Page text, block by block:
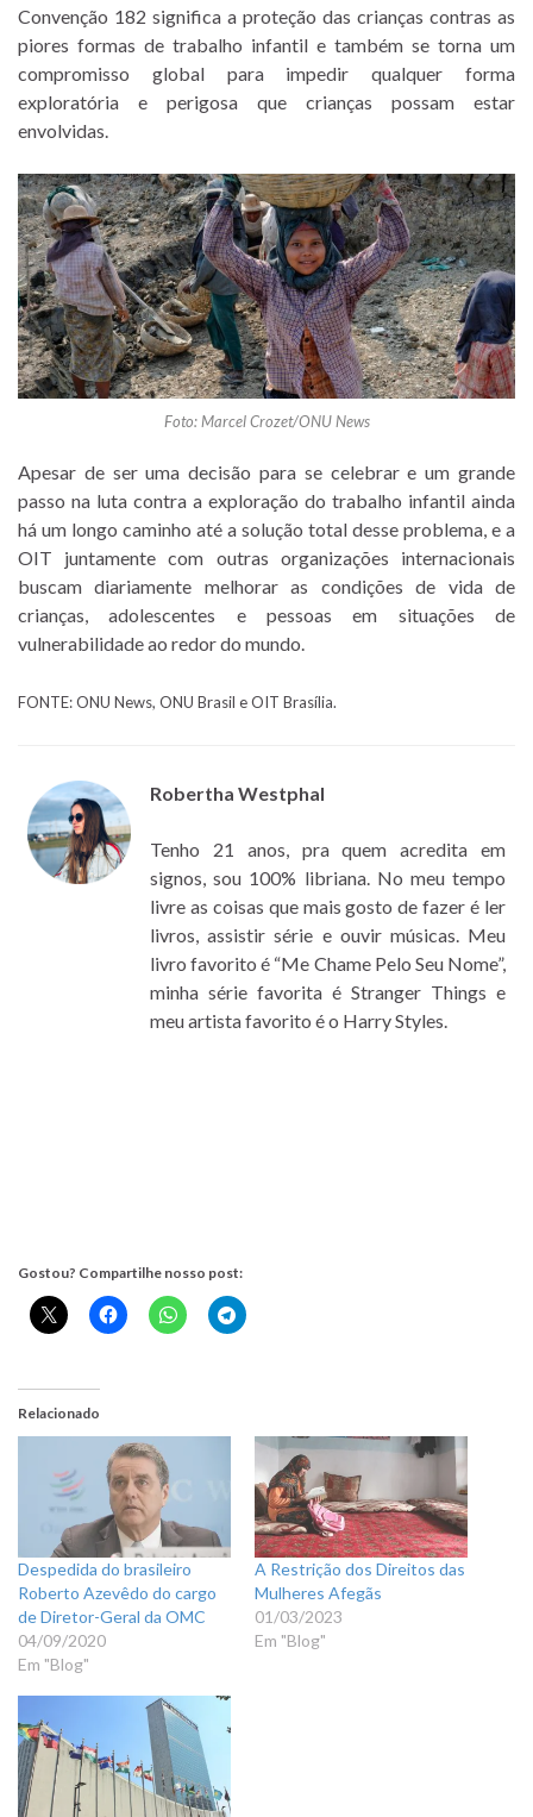
Convenção 182 significa a proteção das crianças contras as
piores formas de trabalho infantil e também se torna um
compromisso global para impedir qualquer forma
exploratória e perigosa que crianças possam estar
envolvidas.
Foto: Marcel Crozet/ONU News
Apesar de ser uma decisão para se celebrar e um grande
passo na luta contra a exploração do trabalho infantil ainda
há um longo caminho até a solução total desse problema, e a
OIT juntamente com outras organizações internacionais
buscam diariamente melhorar as condições de vida de
crianças, adolescentes e pessoas em situações de
vulnerabilidade ao redor do mundo.
FONTE: ONU News, ONU Brasil e OIT Brasília.
Robertha Westphal
Tenho 21 anos, pra quem acredita em
signos, sou 100% libriana. No meu tempo
livre as coisas que mais gosto de fazer é ler
livros, assistir série e ouvir músicas. Meu
livro favorito é “Me Chame Pelo Seu Nome”,
minha série favorita é Stranger Things e
meu artista favorito é o Harry Styles.
Gostou? Compartilhe nosso post:
Relacionado
Despedida do brasileiro
Roberto Azevêdo do cargo
de Diretor-Geral da OMC
04/09/2020
Em "Blog"
A Restrição dos Direitos das
Mulheres Afegãs
01/03/2023
Em "Blog"